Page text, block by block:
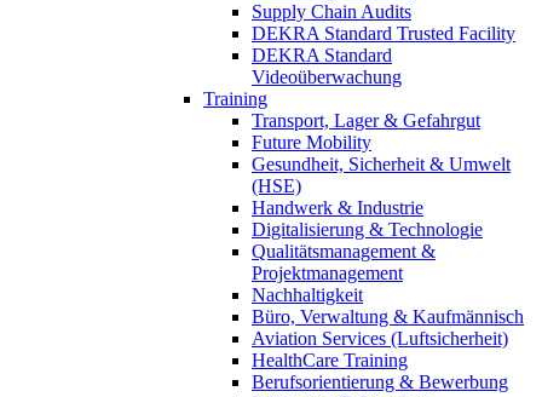
Supply Chain Audits
DEKRA Standard Trusted Facility
DEKRA Standard
Videoüberwachung
Training
Transport, Lager & Gefahrgut
Future Mobility
Gesundheit, Sicherheit & Umwelt
(HSE)
Handwerk & Industrie
Digitalisierung & Technologie
Qualitätsmanagement &
Projektmanagement
Nachhaltigkeit
Büro, Verwaltung & Kaufmännisch
Aviation Services (Luftsicherheit)
HealthCare Training
Berufsorientierung & Bewerbung